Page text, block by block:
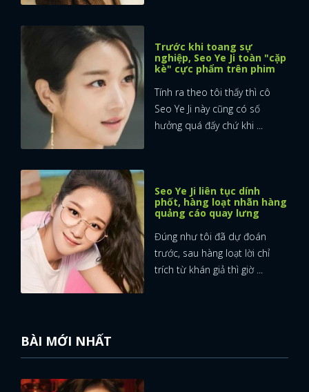
Trước khi toang sự
nghiệp, Seo Ye Ji toàn "cặp
kè" cực phẩm trên phim
Tính ra theo tôi thấy thì cô
Seo Ye Ji này cũng có số
hưởng quá đấy chứ khi ...
Seo Ye Ji liên tục dính
phốt, hàng loạt nhãn hàng
quảng cáo quay lưng
Đúng như tôi đã dự đoán
trước, sau hàng loạt lời chỉ
trích từ khán giả thì giờ ...
BÀI MỚI NHẤT